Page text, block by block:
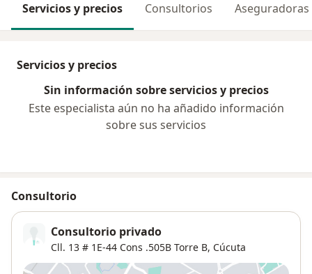
Servicios y precios Consultorios Aseguradoras
Servicios y precios
Sin información sobre servicios y precios
Este especialista aún no ha añadido información
sobre sus servicios
Consultorio
Consultorio privado
Cll. 13 # 1E-44 Cons .505B Torre B, Cúcuta